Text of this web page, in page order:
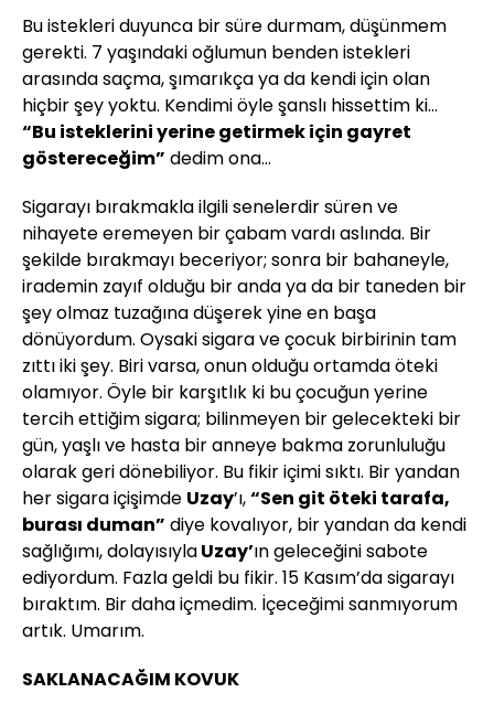
Bu istekleri duyunca bir süre durmam, düşünmem
gerekti. 7 yaşındaki oğlumun benden istekleri
arasında saçma, şımarıkça ya da kendi için olan
hiçbir şey yoktu. Kendimi öyle şanslı hissettim ki...
“Bu isteklerini yerine getirmek için gayret
göstereceğim” dedim ona...
Sigarayı bırakmakla ilgili senelerdir süren ve
nihayete eremeyen bir çabam vardı aslında. Bir
şekilde bırakmayı beceriyor; sonra bir bahaneyle,
irademin zayıf olduğu bir anda ya da bir taneden bir
şey olmaz tuzağına düşerek yine en başa
dönüyordum. Oysaki sigara ve çocuk birbirinin tam
zıttı iki şey. Biri varsa, onun olduğu ortamda öteki
olamıyor. Öyle bir karşıtlık ki bu çocuğun yerine
tercih ettiğim sigara; bilinmeyen bir gelecekteki bir
gün, yaşlı ve hasta bir anneye bakma zorunluluğu
olarak geri dönebiliyor. Bu fikir içimi sıktı. Bir yandan
her sigara içişimde Uzay’ı,“Sen git öteki tarafa,
burası duman” diye kovalıyor, bir yandan da kendi
sağlığımı, dolayısıylaUzay’ın geleceğini sabote
ediyordum. Fazla geldi bu fikir. 15 Kasım’da sigarayı
bıraktım. Bir daha içmedim. İçeceğimi sanmıyorum
artık. Umarım.
SAKLANACAĞIM KOVUK